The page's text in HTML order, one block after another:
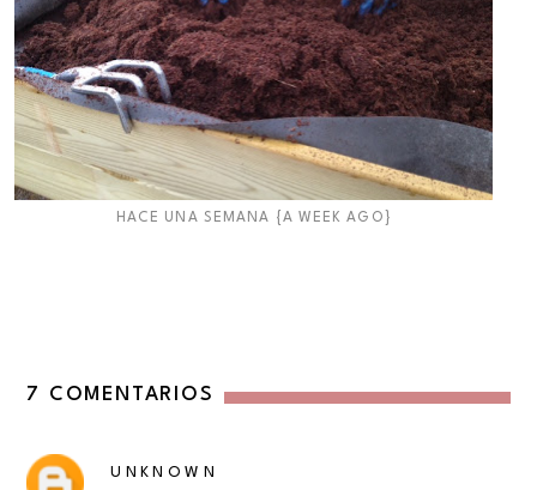
HACE UNA SEMANA {A WEEK AGO}
7 COMENTARIOS
UNKNOWN